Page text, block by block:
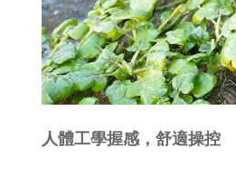
人體工學握感，舒適操控